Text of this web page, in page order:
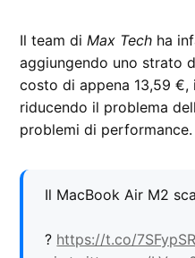
Il team diMax Tech ha
aggiungendo uno strato
costo di appena 13,59 €,
riducendo il problema
problemi di performance.
Il MacBook Air M2
? https://t.co/